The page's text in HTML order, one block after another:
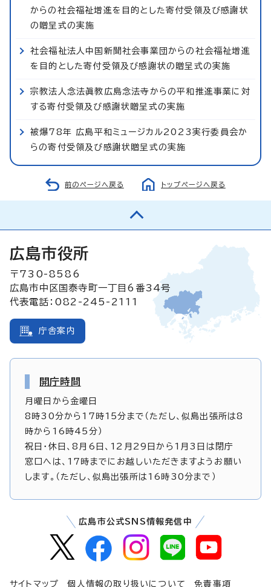
からの社会福祉増進を目的とした寄付受領及び感謝状
の贈呈式の実施
社会福祉法人中国新聞社会事業団からの社会福祉増進
を目的とした寄付受領及び感謝状の贈呈式の実施
宗教法人念法眞教広島念法寺からの平和推進事業に対
する寄付受領及び感謝状贈呈式の実施
被爆78年 広島平和ミュージカル2023実行委員会か
らの寄付受領及び感謝状贈呈式の実施
前のページへ戻る トップページへ戻る
広島市役所
〒730-8586
広島市中区国泰寺町一丁目6番34号
代表電話：082-245-2111
庁舎案内
開庁時間
月曜日から金曜日
8時30分から17時15分まで（ただし、似島出張所は8
時から16時45分）
祝日・休日、8月6日、12月29日から1月3日は閉庁
窓口へは、17時までにお越しいただきますようお願い
します。（ただし、似島出張所は16時30分まで）
広島市公式SNS情報発信中
サイトマップ 個人情報の取り扱いについて 免責事項